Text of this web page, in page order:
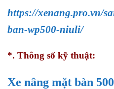
https://xenang.pro.vn/
ban-wp500-niuli/
*. Thông số kỹ thuật:
Xe nâng mặt bàn